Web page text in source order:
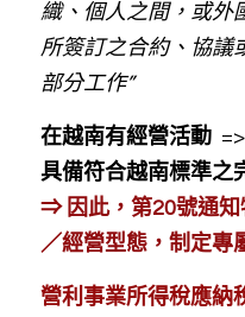
織、個人之間，或外
所簽訂之合約、協議
部分工作”
在越南有經營活動 =>
具備符合越南標準之
⇒ 因此，第20號通知
／經營型態，制定專
營利事業所得稅應納